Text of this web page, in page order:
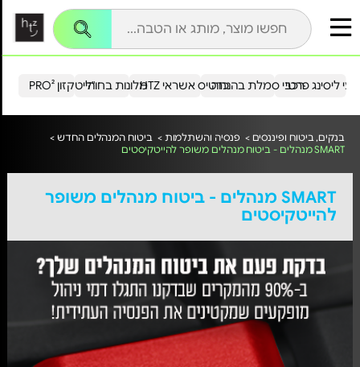
הייטקזון PRO²מלונות בחו"ל כרטיס אשראי HTZ ליסינג פרטירכבי סמלת בהנחה
בנקים, ביטוח ופיננסים > פנסיה והשתלמות > ביטוח המנהלים החדש >
SMART מנהלים - ביטוח מנהלים משופר להייטקיסטים
SMART מנהלים - ביטוח מנהלים משופר
להייטקיסטים